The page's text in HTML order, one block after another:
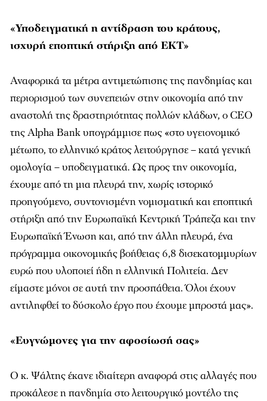
«Υποδειγματική η αντίδραση του κράτους,
ισχυρή εποπτική στήριξη από ΕΚΤ»
Αναφορικά τα μέτρα αντιμετώπισης της πανδημίας και
περιορισμού των συνεπειών στην οικονομία από την
αναστολή της δραστηριότητας πολλών κλάδων, ο CEO
της Alpha Bank υπογράμμισε πως «στο υγειονομικό
μέτωπο, το ελληνικό κράτος λειτούργησε – κατά γενική
ομολογία – υποδειγματικά. Ως προς την οικονομία,
έχουμε από τη μια πλευρά την, χωρίς ιστορικό
προηγούμενο, συντονισμένη νομισματική και εποπτική
στήριξη από την Ευρωπαϊκή Κεντρική Τράπεζα και την
Ευρωπαϊκή Ένωση και, από την άλλη πλευρά, ένα
πρόγραμμα οικονομικής βοήθειας 6,8 δισεκατομμυρίων
ευρώ που υλοποιεί ήδη η ελληνική Πολιτεία. Δεν
είμαστε μόνοι σε αυτή την προσπάθεια. Όλοι έχουν
αντιληφθεί το δύσκολο έργο που έχουμε μπροστά μας».
«Ευγνώμονες για την αφοσίωσή σας»
Ο κ. Ψάλτης έκανε ιδιαίτερη αναφορά στις αλλαγές που
προκάλεσε η πανδημία στο λειτουργικό μοντέλο της